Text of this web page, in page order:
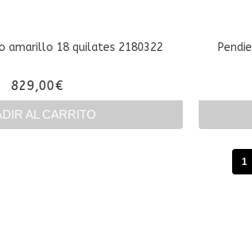
amarillo 18 quilates 2180322
829,00€
AL CARRITO
1